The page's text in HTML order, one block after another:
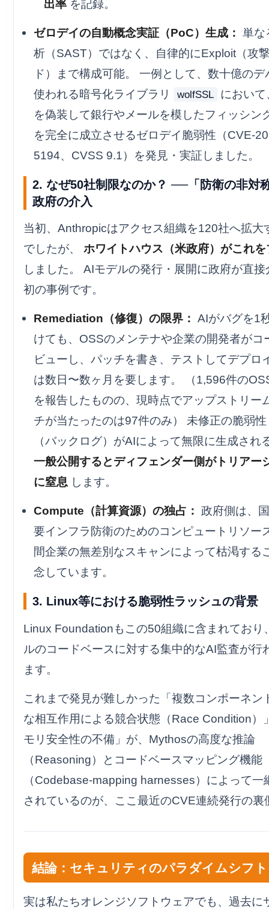
出率 を記録。
ゼロデイの自動概念実証（PoC）生成： 単な
析（SAST）ではなく、自律的にExploit（攻
ド）まで構成可能。 一例として、数十億のデ
使われる暗号化ライブラリ
wolfSSL におい
を偽装して銀行やメールを模したフィッシン
を完全に成立させるゼロデイ脆弱性（CVE-
5194、CVSS 9.1）を発見・実証しました。
2. なぜ50社制限なのか？ ──「防衛の非対
政府の介入
当初、Anthropicはアクセス組織を120社へ拡大
でしたが、 ホワイトハウス（米政府）がこれ
しました。 AIモデルの発行・展開に政府が直接
初の事例です。
Remediation（修復）の限界： AIがバグを1
けても、OSSのメンテナや企業の開発者がコ
ビューし、パッチを書き、テストしてデプロ
は数日〜数ヶ月を要します。 （1,596件の
を報告したものの、現時点でアップストリー
チが当たったのは97件のみ） 未修正の脆弱
（バックログ）がAIによって無限に生成され
一般公開するとディフェンダー側がトリアー
に窒息 します。
Compute（計算資源）の独占： 政府側は、
要インフラ防衛のためのコンピュートリソー
間企業の無差別なスキャンによって枯渇する
念しています。
3. Linux等における脆弱性ラッシュの背景
Linux Foundationもこの50組織に含まれており
ルのコードベースに対する集中的なAI監査が行
ます。
これまで発見が難しかった「複数コンポーネン
な相互作用による競合状態（Race Condition）
モリ安全性の不備」が、Mythosの高度な推論
（Reasoning）とコードベースマッピング機能
（Codebase-mapping harnesses）によって一
されているのが、ここ最近のCVE連続発行の裏
結論：セキュリティのパラダイムシフト
実は私たちオレンジソフトウェアでも、過去に